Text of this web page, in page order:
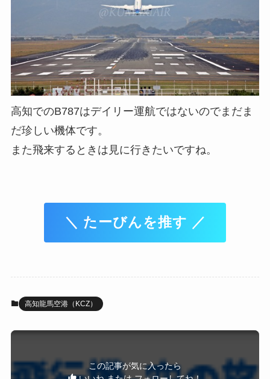
高知でのB787はデイリー運航ではないのでまだま
だ珍しい機体です。
また飛来するときは見に行きたいですね。
＼ たーびんを推す ／
高知龍馬空港（KCZ）
この記事が気に入ったら